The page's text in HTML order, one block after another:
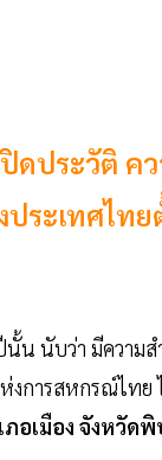
ประวัติ ค
ะเทศไท
น นับว่า มีความส
งการสหกรณ์ไทย
อเมือง จังหวัด